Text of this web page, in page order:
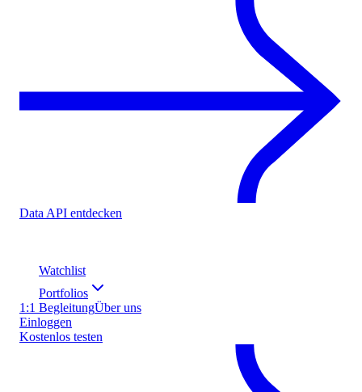
Data API entdecken
Watchlist
Portfolios
1:1 BegleitungÜber uns
Einloggen
Kostenlos testen